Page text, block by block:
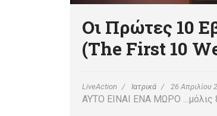
Οι Πρώτες 10
(The First 10
LiveAction Ιατρικά 26 Απριλίου
ΑΥΤΟ ΕΙΝΑΙ ΕΝΑ ΜΩΡΟ ...μόλις